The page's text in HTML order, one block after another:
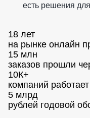
есть решения
18 лет
на рынке онлайн
15 млн
заказов прошли
10К+
компаний
5 млрд
рублей годовой